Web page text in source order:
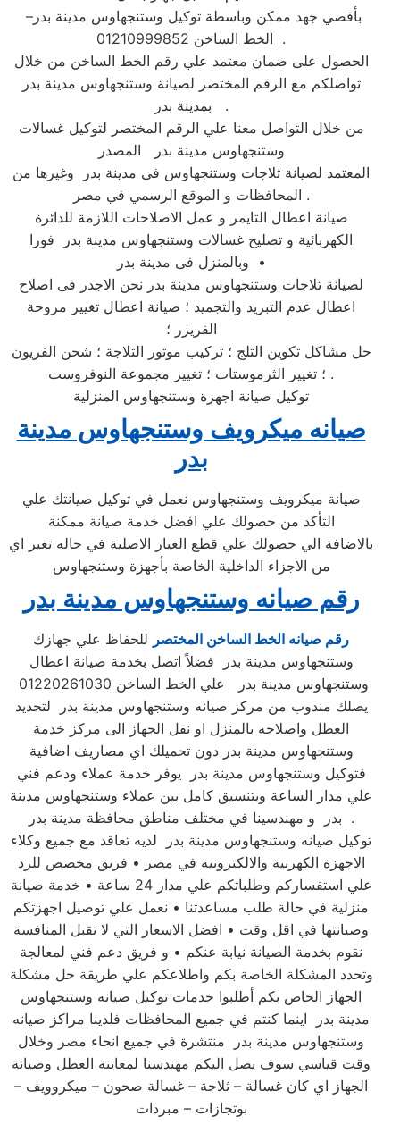
بأقصي جهد ممكن وباسطة توكيل وستنجهاوس مدينة بدر–
الخط الساخن 01210999852 .
الحصول على ضمان معتمد علي رقم الخط الساخن من خلال
تواصلكم مع الرقم المختصر لصيانة وستنجهاوس مدينة بدر
بمدينة بدر .
من خلال التواصل معنا علي الرقم المختصر لتوكيل غسالات
وستنجهاوس مدينة بدر المصدر
المعتمد لصيانة ثلاجات وستنجهاوس فى مدينة بدر وغيرها من
المحافظات و الموقع الرسمي في مصر .
صيانة اعطال التايمر و عمل الاصلاحات اللازمة للدائرة
الكهربائية و تصليح غسالات وستنجهاوس مدينة بدر فورا
وبالمنزل فى مدينة بدر •
لصيانة ثلاجات وستنجهاوس مدينة بدر نحن الاجدر فى اصلاح
اعطال عدم التبريد والتجميد ؛ صيانة اعطال تغيير مروحة
الفريزر ؛
حل مشاكل تكوين الثلج ؛ تركيب موتور الثلاجة ؛ شحن الفريون
؛ تغيير الثرموستات ؛ تغيير مجموعة النوفروست .
توكيل صيانة اجهزة وستنجهاوس المنزلية
صيانه ميكرويف وستنجهاوس مدينة
بدر
صيانة ميكرويف وستنجهاوس نعمل في توكيل صيانتك علي
التأكد من حصولك علي افضل خدمة صيانة ممكنة
بالاضافة الي حصولك علي قطع الغيار الاصلية في حاله تغير اي
من الاجزاء الداخلية الخاصة بأجهزة وستنجهاوس
رقم صيانه وستنجهاوس مدينة بدر
رقم صيانه الخط الساخن المختصر للحفاظ علي جهازك
وستنجهاوس مدينة بدر فضلاً اتصل بخدمة صيانة اعطال
يصلك مندوب من مركز صيانه وستنجهاوس مدينة بدر لتحديد
العطل واصلاحه بالمنزل او نقل الجهاز الى مركز خدمة
وستنجهاوس مدينة بدر دون تحميلك اي مصاريف اضافية
فتوكيل وستنجهاوس مدينة بدر يوفر خدمة عملاء ودعم فني
علي مدار الساعة وبتنسيق كامل بين عملاء وستنجهاوس مدينة
بدر و مهندسينا في مختلف مناطق محافظة مدينة بدر .
توكيل صيانه وستنجهاوس مدينة بدر لديه تعاقد مع جميع وكلاء
الاجهزة الكهربية والالكترونية في مصر • فريق مخصص للرد
علي استفساركم وطلباتكم علي مدار 24 ساعة • خدمة صيانة
منزلية في حالة طلب مساعدتنا • نعمل علي توصيل اجهزتكم
وصيانتها في اقل وقت • افضل الاسعار التي لا تقبل المنافسة
نقوم بخدمة الصيانة نيابة عنكم • و فريق دعم فني لمعالجة
وتحدد المشكلة الخاصة بكم واطلاعكم علي طريقة حل مشكلة
الجهاز الخاص بكم أطلبوا خدمات توكيل صيانه وستنجهاوس
مدينة بدر اينما كنتم في جميع المحافظات فلدينا مراكز صيانه
وستنجهاوس مدينة بدر منتشرة في جميع انحاء مصر وخلال
وقت قياسي سوف يصل اليكم مهندسنا لمعاينة العطل وصيانة
الجهاز اي كان غسالة – ثلاجة – غسالة صحون – ميكروويف –
بوتجازات – مبردات